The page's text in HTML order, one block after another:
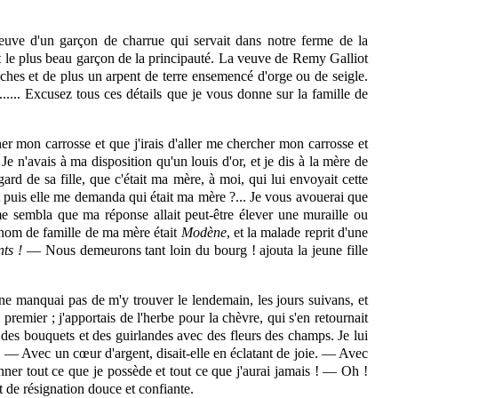
d'un garçon de charrue qui servait dans notre ferme de la
plus beau garçon de la principauté. La veuve de Remy Galliot
et de plus un arpent de terre ensemencé d'orge ou de seigle.
Excusez tous ces détails que je vous donne sur la famille de
mon carrosse et que j'irais d'aller me chercher mon carrosse et
n'avais à ma disposition qu'un louis d'or, et je dis à la mère de
de sa fille, que c'était ma mère, à moi, qui lui envoyait cette
elle me demanda qui était ma mère ?... Je vous avouerai que
que ma réponse allait peut-être élever une muraille ou
de famille de ma mère était Modène, et la malade reprit d'une
! — Nous demeurons tant loin du bourg ! ajouta la jeune fille
manquai pas de m'y trouver le lendemain, lesjours suivans, et
; j'apportais de l'herbe pour la chèvre, qui s'en retournait
bouquets et des guirlandes avec des fleurs des champs. Je lui
— Avec un cœur d'argent, disait-elle en éclatant de joie. — Avec
tout ce que je possède et tout ce que j'aurai jamais ! — Oh !
résignation douce et confiante.